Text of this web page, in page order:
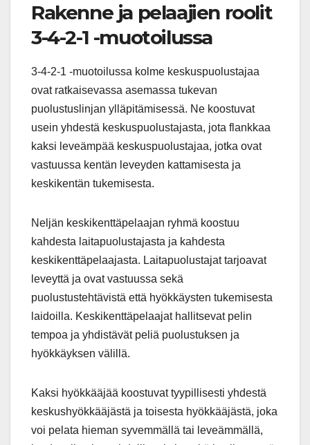
Rakenne ja pelaajien roolit
3-4-2-1 -muotoilussa
3-4-2-1 -muotoilussa kolme keskuspuolustajaa
ovat ratkaisevassa asemassa tukevan
puolustuslinjan ylläpitämisessä. Ne koostuvat
usein yhdestä keskuspuolustajasta, jota flankkaa
kaksi leveämpää keskuspuolustajaa, jotka ovat
vastuussa kentän leveyden kattamisesta ja
keskikentän tukemisesta.
Neljän keskikenttäpelaajan ryhmä koostuu
kahdesta laitapuolustajasta ja kahdesta
keskikenttäpelaajasta. Laitapuolustajat tarjoavat
leveyttä ja ovat vastuussa sekä
puolustustehtävistä että hyökkäysten tukemisesta
laidoilla. Keskikenttäpelaajat hallitsevat pelin
tempoa ja yhdistävät peliä puolustuksen ja
hyökkäyksen välillä.
Kaksi hyökkääjää koostuvat tyypillisesti yhdestä
keskushyökkääjästä ja toisesta hyökkääjästä, joka
voi pelata hieman syvemmällä tai leveämmällä,